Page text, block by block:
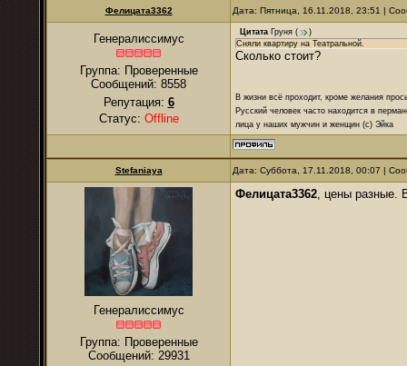
Фелицата3362 Дата: Пятница, 16.11.2018, 23:51 |
Генералиссимус
Группа: Проверенные
Сообщений: 8558
Репутация: 6
Статус: Offline
Цитата Груня (
)
Сняли квартиру на Театральной.
Сколько стоит?
В жизни всё проходит, кроме желания
Русский человек часто находится в
лица у наших мужчин и женщин (с) Эйка
Stefaniaya Дата: Суббота, 17.11.2018, 00:07 |
Генералиссимус
Группа: Проверенные
Сообщений: 29931
Фелицата3362, цены разные.